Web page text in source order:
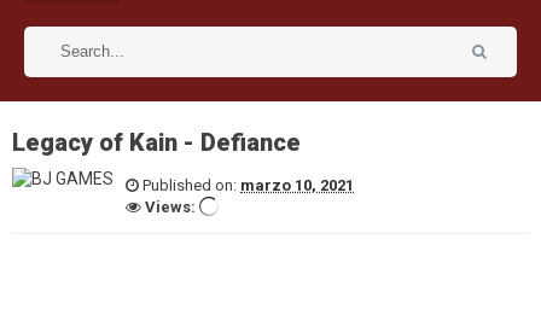
Legacy of Kain - Defiance
Published on: marzo 10, 2021
Views: